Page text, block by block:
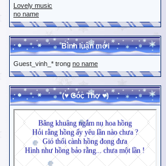
Lovely music
no name
Bình luận mới
Guest_vinh_* trong no name
(♥ Góc Thơ ♥)